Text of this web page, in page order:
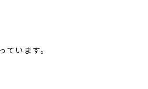
います。